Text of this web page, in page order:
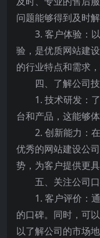
问题能够得到及时解
3. 客户体验：
验，是优质网站建
的行业特点和需求
四、了解公司
1. 技术研发：
台和产品，这能够
2. 创新能力：
优秀的网站建设公
势，为客户提供更
五、关注公司
1. 客户评价：
的口碑。同时，可
以了解公司的市场地